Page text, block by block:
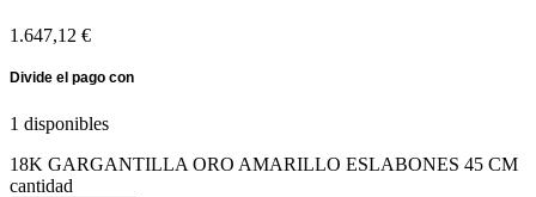
1.647,12 €
1 disponibles
18K GARGANTILLA ORO AMARILLO ESLABONES 45 CM
cantidad